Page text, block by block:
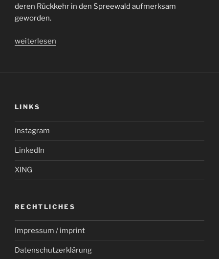
deren Rückkehr in den Spreewald aufmerksam
geworden.
„Der
weiterlesen
LINKS
Instagram
LinkedIn
XING
RECHTLICHES
Impressum / imprint
Datenschutzerklärung